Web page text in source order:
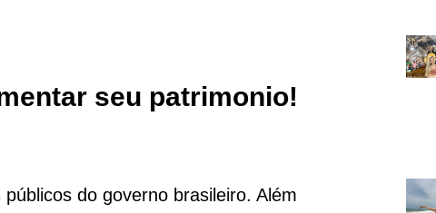
seu patrimonio!
do governo brasileiro. Além